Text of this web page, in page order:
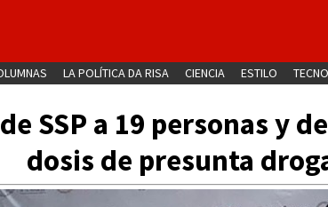
LA POLÍTICA DA RISA CIENCIA ESTILO
SSP a 19 personas y
dosis de presunta